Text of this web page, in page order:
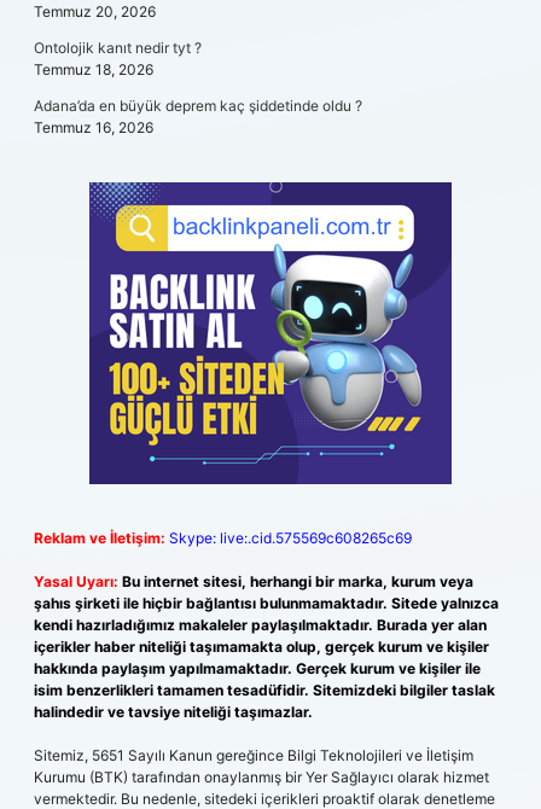
Temmuz 20, 2026
Ontolojik kanıt nedir tyt ?
Temmuz 18, 2026
Adana’da en büyük deprem kaç şiddetinde oldu ?
Temmuz 16, 2026
Reklam ve İletişim: Skype: live:.cid.575569c608265c69
Yasal Uyarı: Bu internet sitesi, herhangi bir marka, kurum veya
şahıs şirketi ile hiçbir bağlantısı bulunmamaktadır. Sitede yalnızca
kendi hazırladığımız makaleler paylaşılmaktadır. Burada yer alan
içerikler haber niteliği taşımamakta olup, gerçek kurum ve kişiler
hakkında paylaşım yapılmamaktadır. Gerçek kurum ve kişiler ile
isim benzerlikleri tamamen tesadüfidir. Sitemizdeki bilgiler taslak
halindedir ve tavsiye niteliği taşımazlar.
Sitemiz, 5651 Sayılı Kanun gereğince Bilgi Teknolojileri ve İletişim
Kurumu (BTK) tarafından onaylanmış bir Yer Sağlayıcı olarak hizmet
vermektedir. Bu nedenle, sitedeki içerikleri proaktif olarak denetleme